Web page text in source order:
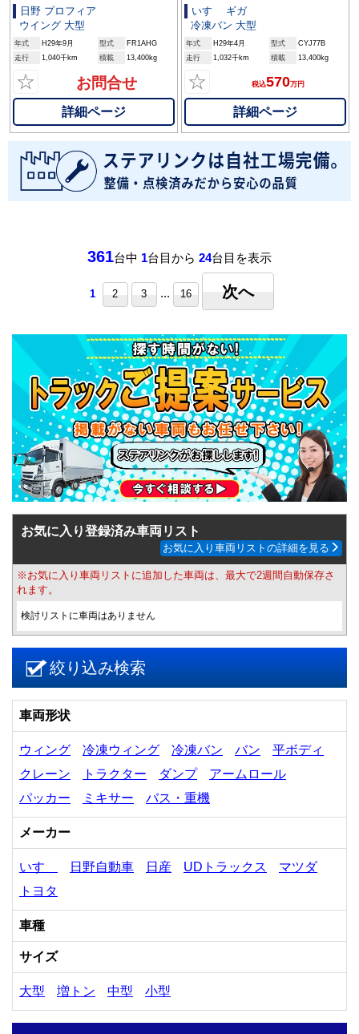
日野 プロフィア
ウイング 大型
年式 H29年9月 型式
FR1AHG
走行
1,040千km 積載 13,400kg
☆ お問合せ
詳細ページ
いすゞ ギガ
冷凍バン 大型
年式 H29年4月 型式
CYJ77B
走行
1,032千km 積載 13,400kg
☆ 税込570万円
詳細ページ
361台中 1台目から 24台目を表示
1 2 3 ... 16 次へ
お気に入り登録済み車両リスト
お気に入り車両リストの詳細を見る
※お気に入り車両リストに追加した車両は、最大で2週間自動保存さ
れます。
検討リストに車両はありません
絞り込み検索
車両形状
ウィング 冷凍ウィング 冷凍バン バン
平ボディ
クレーン
トラクター ダンプ
アームロール
パッカー
ミキサー バス・重機
メーカー
いすゞ 日野自動車 日産 UDトラックス
マツダ
トヨタ
車種
サイズ
大型 増トン 中型 小型